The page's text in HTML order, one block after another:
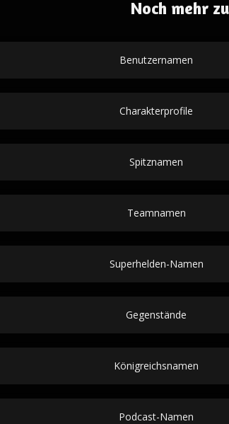
Noch mehr
Benutzernamen
Charakterprofile
Spitznamen
Teamnamen
Superhelden-Namen
Gegenstände
Königreichsnamen
Podcast-Namen